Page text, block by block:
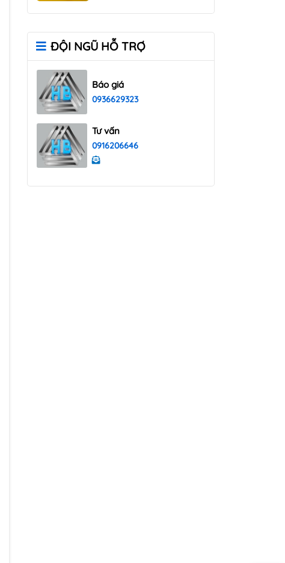
ĐỘI NGŨ HỖ TRỢ
Báo giá
0936629323
Tư vấn
0916206646